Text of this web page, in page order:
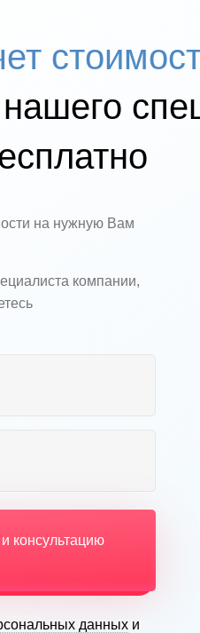
нашего
на нужную Вам
компании,
консультацию
данных и